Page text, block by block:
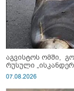
აგვისტოს ომში,
რუსული
07.08.2026